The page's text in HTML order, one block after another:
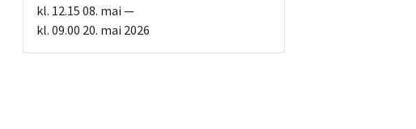
kl. 12.15 08. mai —
kl. 09.00 20. mai 2026